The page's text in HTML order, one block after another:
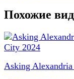
Похожие
Asking